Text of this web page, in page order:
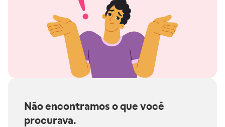
Não encontramos o que você
procurava.